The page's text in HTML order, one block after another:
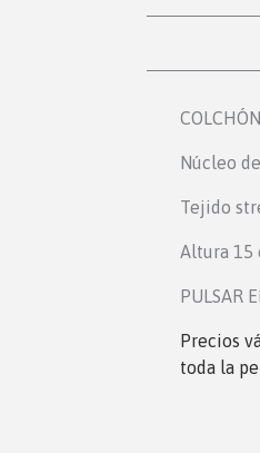
Núcleo
Tejido
Altura 15
PULSAR
Precios
toda la